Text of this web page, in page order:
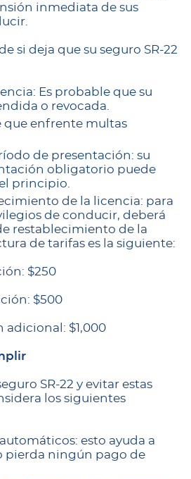
inmediata de sus
si deja que su seguro SR-22
Es probable que su
o revocada.
que enfrente multas
de presentación: su
obligatorio puede
principio.
de la licencia: para
de conducir, deberá
restablecimiento de la
de tarifas es la siguiente:
$250
$500
$1,000
SR-22 y evitar estas
los siguientes
esto ayuda a
pierda ningún pago de